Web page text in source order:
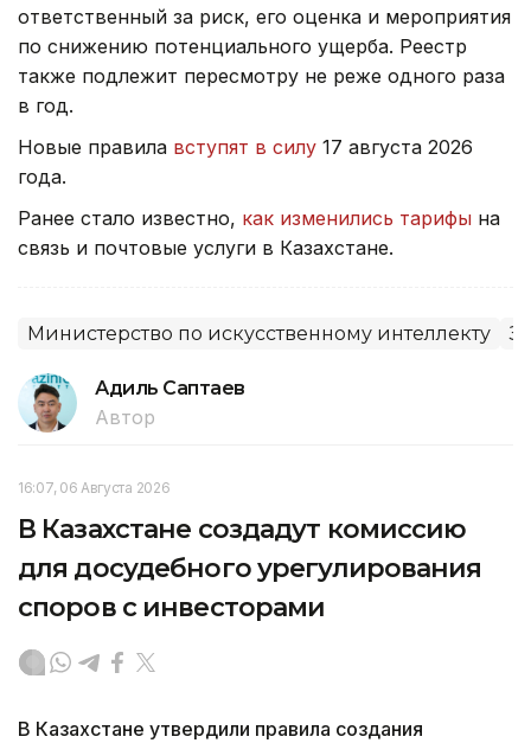
ответственный за риск, его оценка и мероприятия
по снижению потенциального ущерба. Реестр
также подлежит пересмотру не реже одного раза
в год.
Новые правила вступят в силу 17 августа 2026
года.
Ранее стало известно, как изменились тарифы на
связь и почтовые услуги в Казахстане.
Министерство по искусственному интеллекту
Адиль Саптаев
Автор
16:07, 06 Августа 2026
В Казахстане создадут комиссию
для досудебного урегулирования
споров с инвесторами
В Казахстане утвердили правила создания